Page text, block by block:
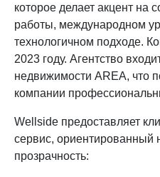
которое делает акцент
работы, международном
технологичном подходе.
2023 году. Агентство
недвижимости AREA, что
компании
Wellside предоставляет
сервис, ориентированный
прозрачность: